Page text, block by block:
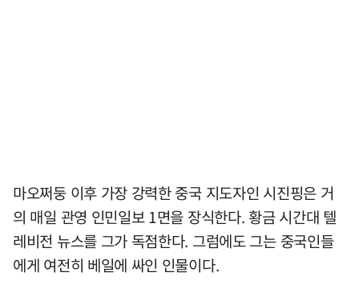
마오쩌둥 이후 가장 강력한 중국 지도자인 시진핑은 거
의 매일 관영 인민일보 1면을 장식한다. 황금 시간대 텔
레비전 뉴스를 그가 독점한다. 그럼에도 그는 중국인들
에게 여전히 베일에 싸인 인물이다.